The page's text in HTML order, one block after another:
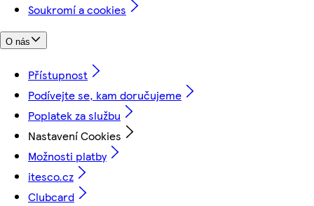
Soukromí a cookies
O nás
Přístupnost
Podívejte se, kam doručujeme
Poplatek za službu
Nastavení Cookies
Možnosti platby
itesco.cz
Clubcard